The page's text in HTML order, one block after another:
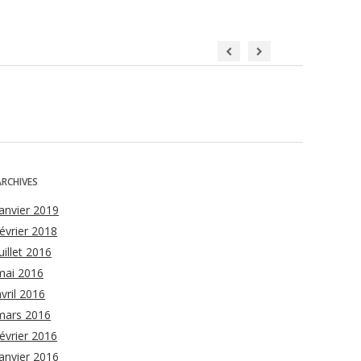
2019
2018
2016
2016
2016
2016
2016
2016